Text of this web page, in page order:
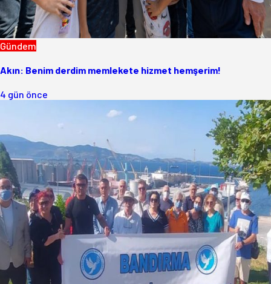
Gündem
Akın: Benim derdim memlekete hizmet hemşerim!
4 gün önce